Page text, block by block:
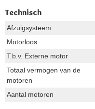
Technisch
Afzuigsysteem
Motorloos
T.b.v. Externe motor
Totaal vermogen van de
motoren
Aantal motoren